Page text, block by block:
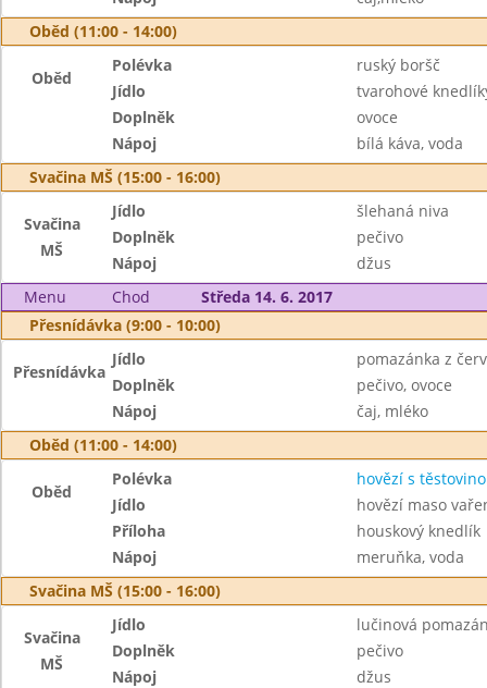
Oběd (11:00 - 14:00)
Oběd
Polévka
ruský boršč
Jídlo
tvarohové
Doplněk
ovoce
Nápoj
bílá káva, voda
Svačina MŠ (15:00 - 16:00)
Svačina
MŠ
Jídlo
šlehaná niva
Doplněk
pečivo
Nápoj
džus
Menu
Chod
Středa 14. 6. 2017
Přesnídávka (9:00 - 10:00)
Přesnídávka
Jídlo
pomazánka z
Doplněk
pečivo, ovoce
Nápoj
čaj, mléko
Oběd (11:00 - 14:00)
Oběd
Polévka
hovězí s
Jídlo
hovězí maso
Příloha
houskový knedlík
Nápoj
meruňka, voda
Svačina MŠ (15:00 - 16:00)
Svačina
MŠ
Jídlo
lučinová
Doplněk
pečivo
Nápoj
džus